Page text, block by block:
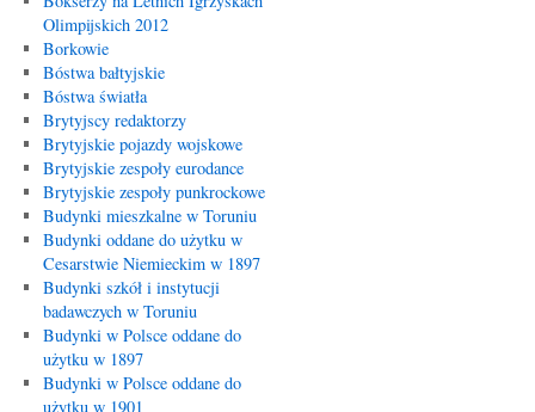
Olimpijskich 2012
Borkowie
Bóstwa bałtyjskie
Bóstwa światła
Brytyjscy redaktorzy
Brytyjskie pojazdy wojskowe
Brytyjskie zespoły eurodance
Brytyjskie zespoły punkrockowe
Budynki mieszkalne w Toruniu
Budynki oddane do użytku w
Cesarstwie Niemieckim w 1897
Budynki szkół i instytucji
badawczych w Toruniu
Budynki w Polsce oddane do
użytku w 1897
Budynki w Polsce oddane do
użytku w 1901